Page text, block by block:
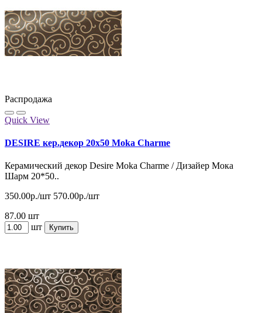
Распродажа
Quick View
DESIRE кер.декор 20x50 Moka Charme
Керамический декор Desire Moka Charme / Дизайер Мока
Шарм 20*50..
350.00р./шт 570.00р./шт
87.00 шт
шт
Купить